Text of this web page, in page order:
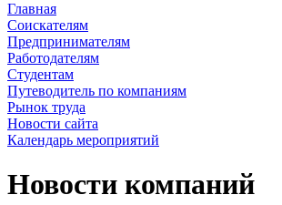
Главная
Соискателям
Предпринимателям
Работодателям
Студентам
Путеводитель по компаниям
Рынок труда
Новости сайта
Календарь мероприятий
Новости компаний